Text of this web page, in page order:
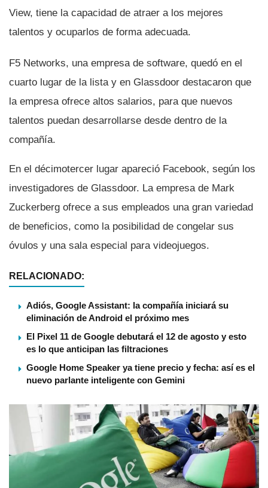
View, tiene la capacidad de atraer a los mejores
talentos y ocuparlos de forma adecuada.
F5 Networks, una empresa de software, quedó en el
cuarto lugar de la lista y en Glassdoor destacaron que
la empresa ofrece altos salarios, para que nuevos
talentos puedan desarrollarse desde dentro de la
compañí­a.
En el décimotercer lugar apareció Facebook, según los
investigadores de Glassdoor. La empresa de Mark
Zuckerberg ofrece a sus empleados una gran variedad
de beneficios, como la posibilidad de congelar sus
óvulos y una sala especial para videojuegos.
RELACIONADO:
Adiós, Google Assistant: la compañía iniciará su
eliminación de Android el próximo mes
El Pixel 11 de Google debutará el 12 de agosto y esto
es lo que anticipan las filtraciones
Google Home Speaker ya tiene precio y fecha: así es el
nuevo parlante inteligente con Gemini